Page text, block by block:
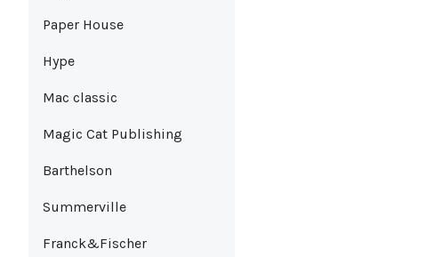
Paper House
Hype
Mac classic
Magic Cat Publishing
Barthelson
Summerville
Franck&Fischer